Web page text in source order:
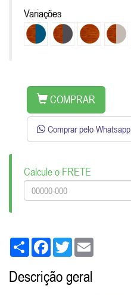
Variações
COMPRAR
Comprar pelo Whatsapp
Calcule o FRETE
Share FacebookTwitter
Descrição geral